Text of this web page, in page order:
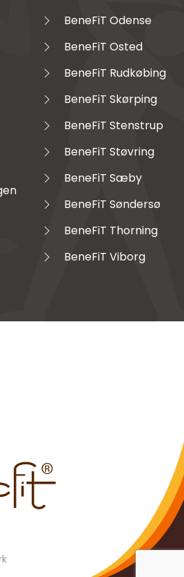
BeneFiT Odense
BeneFiT Osted
BeneFiT Rudkøbing
BeneFiT Skørping
BeneFiT Stenstrup
BeneFiT Støvring
BeneFiT Sæby
BeneFiT Søndersø
BeneFiT Thorning
BeneFiT Viborg